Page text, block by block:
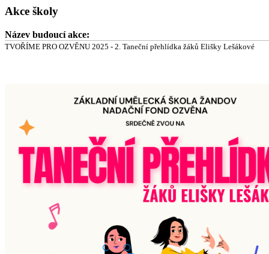
Akce školy
Název budoucí akce:
TVOŘÍME PRO OZVĚNU 2025 - 2. Taneční přehlídka žáků Elišky Lešákové